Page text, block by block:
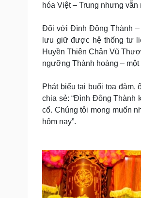
hóa Việt – Trung nhưng
Đối với Đình Đông Thành –
lưu giữ được hệ thống tư
Huyền Thiên Chân Vũ
ngưỡng Thành hoàng –
Phát biểu tại buổi tọa
chia sẻ: “Đình Đông Thành
cổ. Chúng tôi mong muốn
hôm nay”.